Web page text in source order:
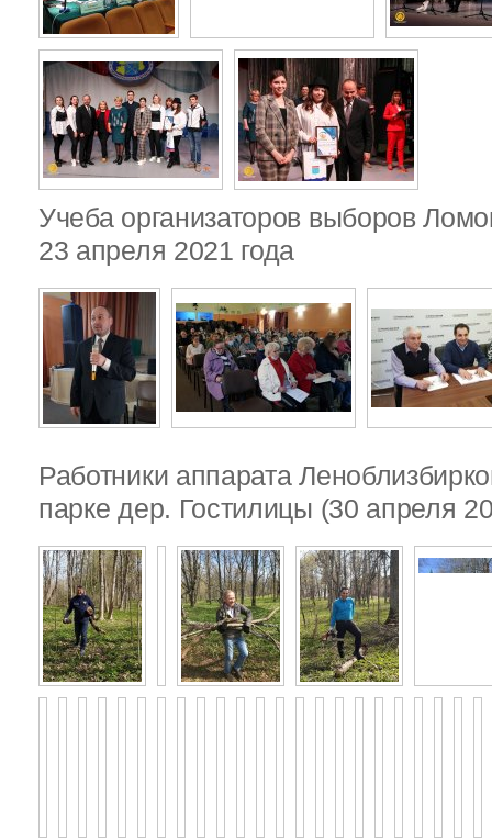
Учеба организаторов выборов
23 апреля 2021 года
Работники аппарата
парке дер. Гостилицы (30 апреля